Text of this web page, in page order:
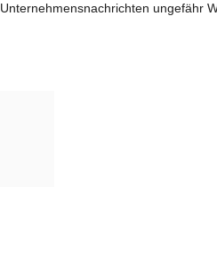
Unternehmensnachrichten ungefähr